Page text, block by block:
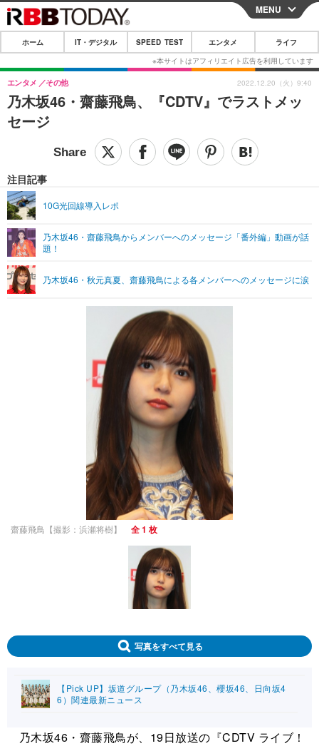
CLOSE
ホーム
IT・デジタル
IT・デジタルTOP スマートフォン
ショッピング その他
SPEED TEST
エンタメTOP 映画・ドラマ
ショッピング その他
ライフTOP
リリース一覧
プッシュ通知の停止方法
MENU
ホーム IT・デジタル SPEED TEST エンタメ ライフ
乃木坂46・齋藤飛鳥、『CDTV』でラストメッ
セージ
エンタメ その他
注目記事
10G光回線導入レポ
乃木坂46・齋藤飛鳥からメンバーへのメッセージ「番外編」動画が話
題！
乃木坂46・秋元真夏、齋藤飛鳥による各メンバーへのメッセージに涙
2022.12.20（火）9:40
齋藤飛鳥【撮影：浜瀬将樹】 全 1 枚
写真をすべて見る
【Pick UP】坂道グループ（乃木坂46、櫻坂46、日向坂4
6）関連最新ニュース
乃木坂46・齋藤飛鳥が、19日放送の『CDTV ライブ！